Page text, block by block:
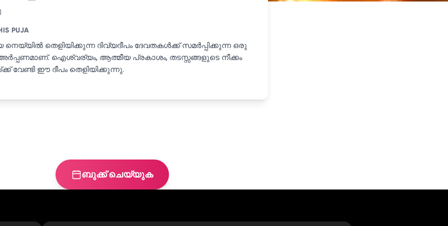
PUJA
തെളിയിക്കുന്ന ദിവ്യദീപം ദേവതകൾക്ക് സമർപ്പിക്കുന്ന ഒരു
ഐശ്വര്യം, ആത്മീയ പ്രകാശം, തടസ്സങ്ങളുടെ നീക്കം
വേണ്ടി ഈ ദീപം തെളിയിക്കുന്നു.
ബുക്ക് ചെയ്യുക